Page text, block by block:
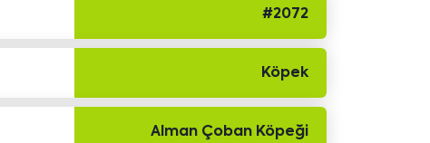
#2072
Köpek
Alman Çoban Köpeği